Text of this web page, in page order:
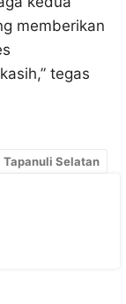
memberikan
tegas
Tapanuli Selatan